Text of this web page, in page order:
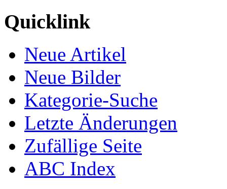
Quicklink
Neue Artikel
Neue Bilder
Kategorie-Suche
Letzte Änderungen
Zufällige Seite
ABC Index